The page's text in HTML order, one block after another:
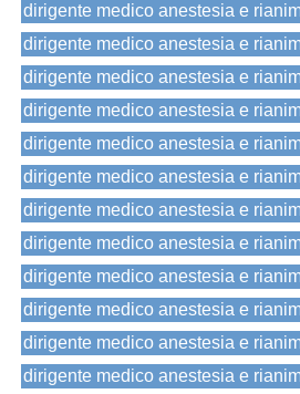
dirigente medico anestesia e
dirigente medico anestesia e
dirigente medico anestesia e
dirigente medico anestesia e
dirigente medico anestesia e
dirigente medico anestesia e
dirigente medico anestesia e
dirigente medico anestesia e
dirigente medico anestesia e
dirigente medico anestesia e
dirigente medico anestesia e
dirigente medico anestesia e